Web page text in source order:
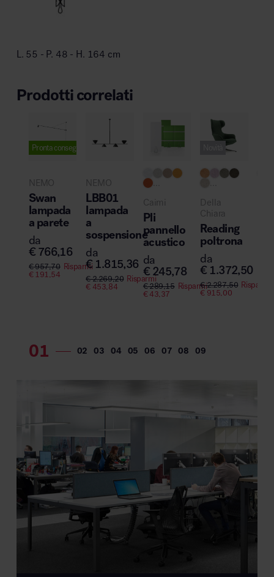
L. 55 - P. 48 - H. 164 cm
Prodotti correlati
Pronta consegna
NEMO
Swan
lampada
a parete
da
€ 766,16
€957,70 Risparmi
€191,54
NEMO
LBB01
lampada
a
sospensione
da
€ 1.815,36
€2.269,20 Risparmi
€453,84
...
Caimi
Pli
pannello
acustico
da
€ 245,78
€289,15 Risparmi
€43,37
Della
Chiara
Reading
poltrona
da
€ 1.372,50
€2.287,50 Risparmi
€915,00